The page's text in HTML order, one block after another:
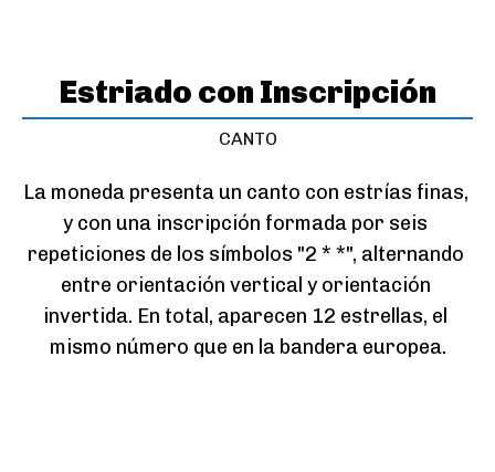
Estriado con Inscripción
CANTO
La moneda presenta un canto con estrías finas,
y con una inscripción formada por seis
repeticiones de los símbolos "2 * *", alternando
entre orientación vertical y orientación
invertida. En total, aparecen 12 estrellas, el
mismo número que en la bandera europea.